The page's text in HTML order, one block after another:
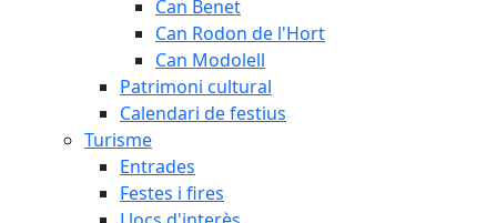
Can Benet
Can Rodon de l'Hort
Can Modolell
Patrimoni cultural
Calendari de festius
Turisme
Entrades
Festes i fires